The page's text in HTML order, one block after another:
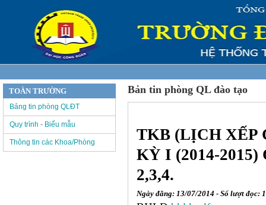
Bản tin phòng QL đào tạo
TKB (LỊCH XẾP
KỲ I (2014-
2,3,4.
Ngày đăng: 13/07/2014 - Số lượt đọc:
TOÀN TRƯỜNG
Bảng tin phòng QLĐT
Quy trình - Biểu mẫu
Thông tin các Khoa/Phòng